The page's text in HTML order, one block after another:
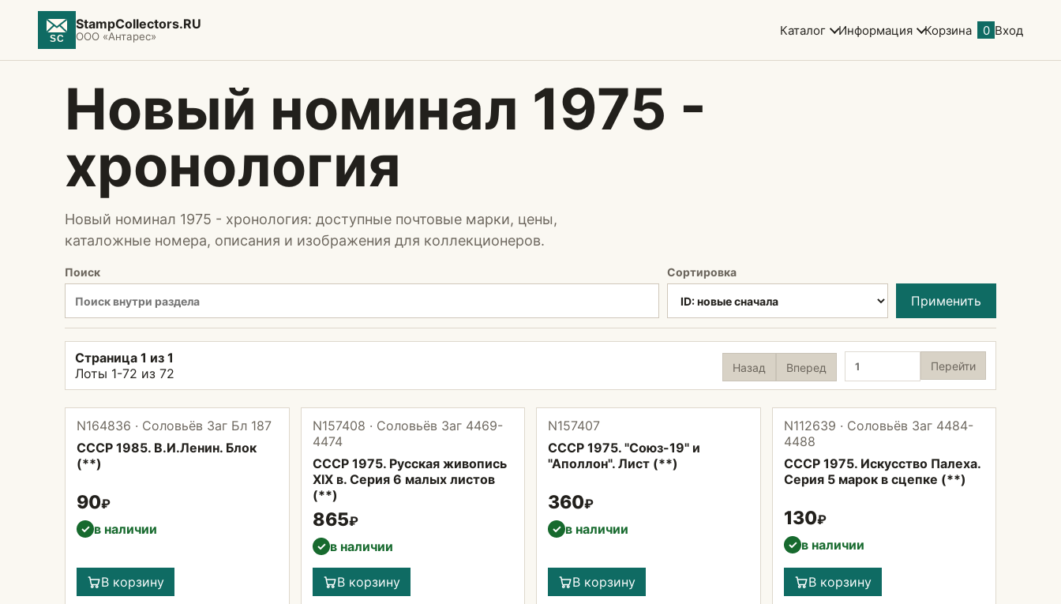
StampCollectors.RU
ООО «Антарес» Каталог Информация Корзина 0 Вход
Новый номинал 1975 -
хронология
Новый номинал 1975 - хронология: доступные почтовые марки, цены,
каталожные номера, описания и изображения для коллекционеров.
Поиск Сортировка
Применить
Страница 1 из 1
Лоты 1-72 из 72
Назад Вперед Перейти
N164836 · Соловьёв Заг Бл 187
СССР 1985. В.И.Ленин. Блок
(**)
90₽
✓ в наличии
В корзину
N157408 · Соловьёв Заг 4469-
4474
СССР 1975. Русская живопись
XIX в. Серия 6 малых листов
(**)
865₽
✓ в наличии
В корзину
N157407
СССР 1975. "Союз-19" и
"Аполлон". Лист (**)
360₽
✓ в наличии
В корзину
N112639 · Соловьёв Заг 4484-
4488
СССР 1975. Искусство Палеха.
Серия 5 марок в сцепке (**)
130₽
✓ в наличии
В корзину